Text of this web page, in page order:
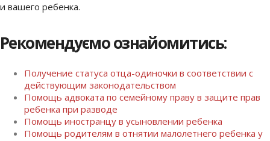
и вашего ребенка.
Рекомендуємо ознайомитись:
Получение статуса отца-одиночки в соответствии с
действующим законодательством
Помощь адвоката по семейному праву в защите прав
ребенка при разводе
Помощь иностранцу в усыновлении ребенка
Помощь родителям в отнятии малолетнего ребенка у